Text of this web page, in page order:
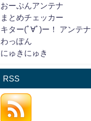
おーぷんアンテナ
まとめチェッカー
キター(ﾟ∀ﾟ)ー！ アンテナ
わっぽん
にゅきにゅき
RSS